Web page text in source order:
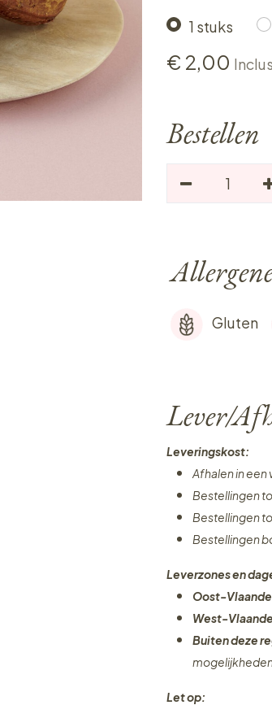
1 stuks
€ 2,00
Bestellen
Gluten
Lever/
Leveringskost:
Afhalen in een
Bestellingen
Bestellingen
Bestellingen
Leverzones en
Oost-
West-
Buiten deze
Let op: